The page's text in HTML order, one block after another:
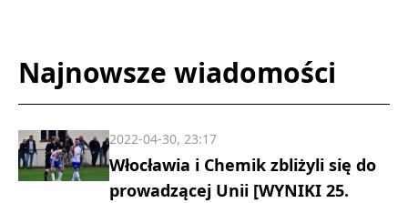
Najnowsze wiadomości
Włocławia i Chemik zbliżyli się do
prowadzącej Unii [WYNIKI 25.
2022-04-30, 23:17